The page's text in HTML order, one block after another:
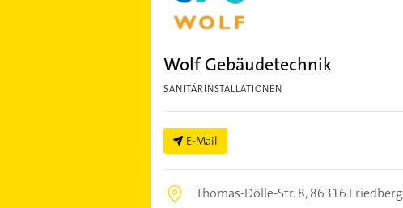
Wolf Gebäudetechnik
SANITÄRINSTALLATIONEN
E-Mail
Thomas-Dölle-Str. 8,86316 Friedberg